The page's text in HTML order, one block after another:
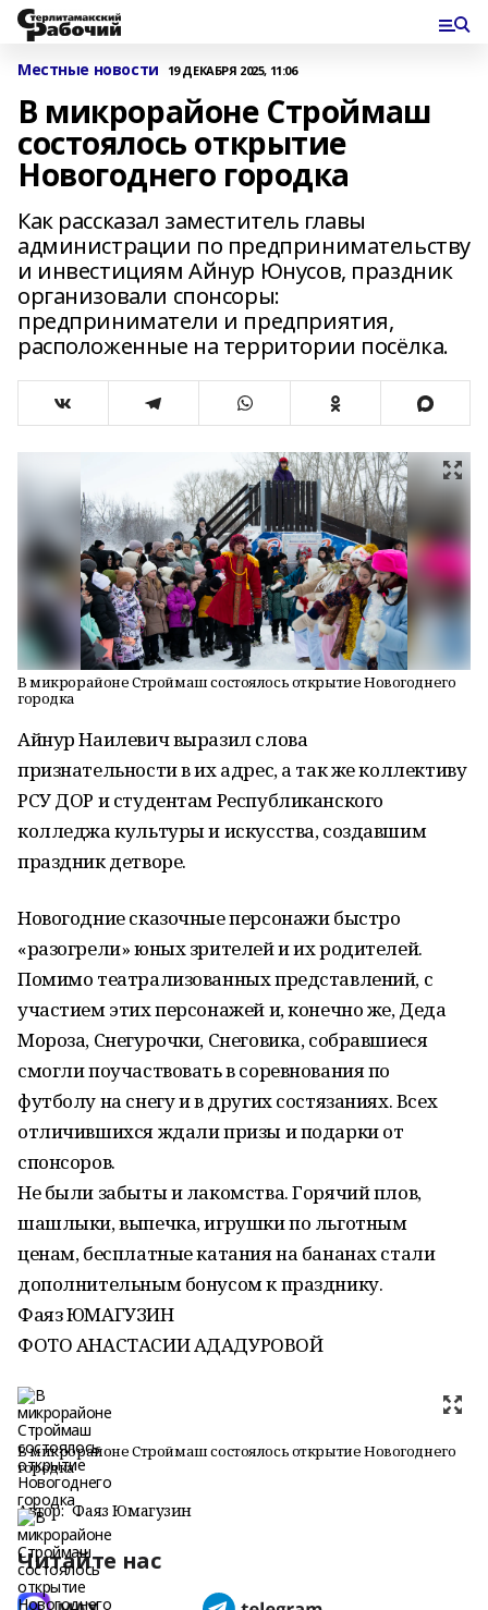
Местные новости 19 ДЕКАБРЯ 2025, 11:06
В микрорайоне Строймаш
состоялось открытие
Новогоднего городка
Как рассказал заместитель главы
администрации по предпринимательству
и инвестициям Айнур Юнусов, праздник
организовали спонсоры:
предприниматели и предприятия,
расположенные на территории посёлка.
В микрорайоне Строймаш состоялось открытие Новогоднего
городка
Айнур Наилевич выразил слова
признательности в их адрес, а так же коллективу
РСУ ДОР и студентам Республиканского
колледжа культуры и искусства, создавшим
праздник детворе.
Новогодние сказочные персонажи быстро
«разогрели» юных зрителей и их родителей.
Помимо театрализованных представлений, с
участием этих персонажей и, конечно же, Деда
Мороза, Снегурочки, Снеговика, собравшиеся
смогли поучаствовать в соревнования по
футболу на снегу и в других состязаниях. Всех
отличившихся ждали призы и подарки от
спонсоров.
Не были забыты и лакомства. Горячий плов,
шашлыки, выпечка, игрушки по льготным
ценам, бесплатные катания на бананах стали
дополнительным бонусом к празднику.
Фаяз ЮМАГУЗИН
ФОТО АНАСТАСИИ АДАДУРОВОЙ
В микрорайоне Строймаш состоялось открытие Новогоднего
городка
Автор: Фаяз Юмагузин
Читайте нас